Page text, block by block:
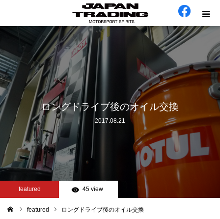
ロングドライブ後のオイル交換
2017.08.21
featured 45 view
featured ロングドライブ後のオイル交換
ホーム
在庫車
会社概要
カテゴリー
工場日誌
お問い合わせ